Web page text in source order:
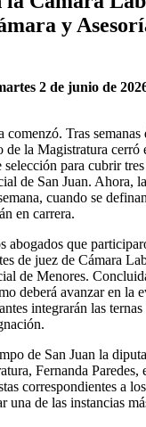
y
2 de junio de
comenzó. Tras
de la Magistratura cerró
selección para cubrir
de San Juan. Ahora,
cuando se
en carrera.
abogados que
de juez de Cámara
de Menores.
deberá avanzar en la
integrarán las ternas
de San Juan la
Fernanda Paredes,
correspondientes a
una de las instancias